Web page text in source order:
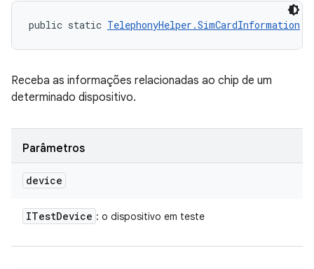
public static TelephonyHelper.SimCardInformation
Receba as informações relacionadas ao chip de um
determinado dispositivo.
Parâmetros
device
ITestDevice : o dispositivo em teste